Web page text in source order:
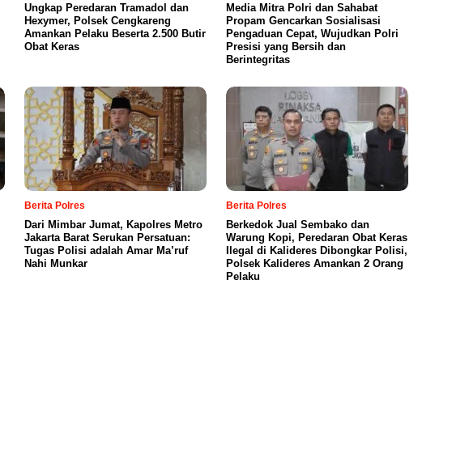
Ungkap Peredaran Tramadol dan
Hexymer, Polsek Cengkareng
Amankan Pelaku Beserta 2.500 Butir
Obat Keras
Media Mitra Polri dan Sahabat
Propam Gencarkan Sosialisasi
Pengaduan Cepat, Wujudkan Polri
Presisi yang Bersih dan
Berintegritas
Berita Polres
Dari Mimbar Jumat, Kapolres Metro
Jakarta Barat Serukan Persatuan:
Tugas Polisi adalah Amar Ma’ruf
Nahi Munkar
Berita Polres
Berkedok Jual Sembako dan
Warung Kopi, Peredaran Obat Keras
Ilegal di Kalideres Dibongkar Polisi,
Polsek Kalideres Amankan 2 Orang
Pelaku